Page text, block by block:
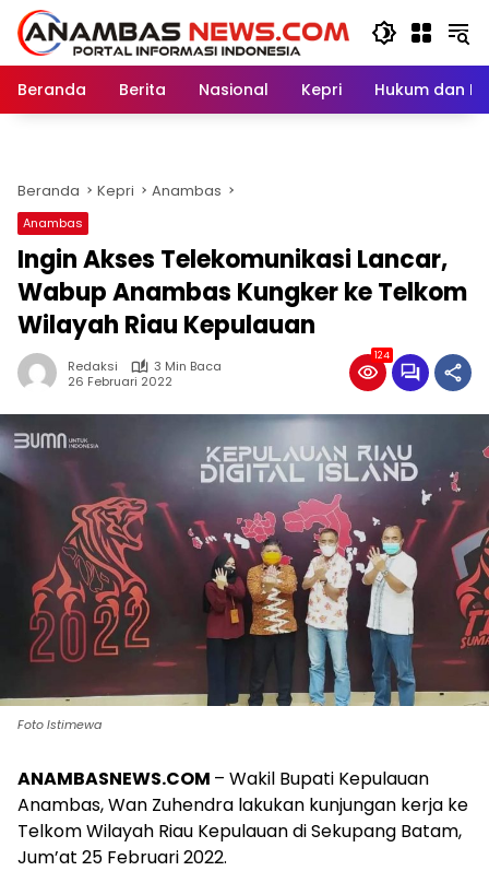
Langsung
konten
Beranda
Berita Nasional Kepri Hukum dan
Beranda Kepri Anambas
Anambas
Ingin Akses Telekomunikasi Lancar,
Wabup Anambas Kungker ke Telkom
Wilayah Riau Kepulauan
Redaksi
3 Min Baca
26 Februari 2022
124
Foto Istimewa
ANAMBASNEWS.COM – Wakil Bupati Kepulauan
Anambas, Wan Zuhendra lakukan kunjungan kerja ke
Telkom Wilayah Riau Kepulauan di Sekupang Batam,
Jum’at 25 Februari 2022.